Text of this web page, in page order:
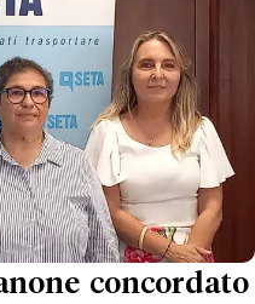
concordato